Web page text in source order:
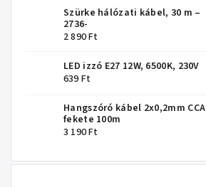
Szürke hálózati kábel, 30 m –
2736-
2 890 Ft
LED izzó E27 12W, 6500K, 230V
639 Ft
Hangszóró kábel 2x0,2mm CCA
fekete 100m
3 190 Ft